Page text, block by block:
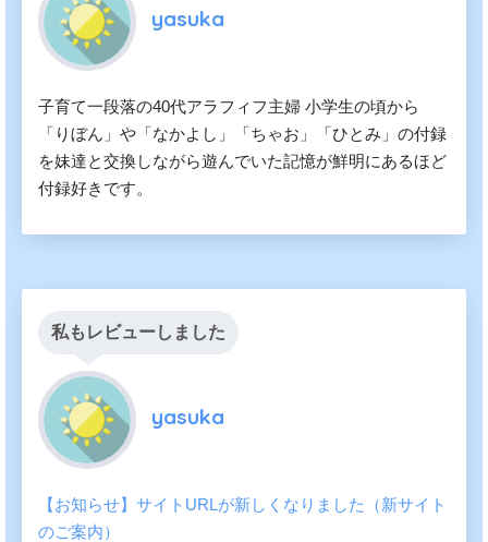
yasuka
子育て一段落の40代アラフィフ主婦 小学生の頃から
「りぼん」や「なかよし」「ちゃお」「ひとみ」の付録
を妹達と交換しながら遊んでいた記憶が鮮明にあるほど
付録好きです。
私もレビューしました
yasuka
【お知らせ】サイトURLが新しくなりました（新サイト
のご案内）